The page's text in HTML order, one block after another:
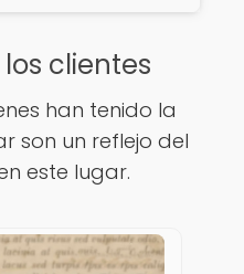
clientes
han tenido la
son un reflejo del
este lugar.